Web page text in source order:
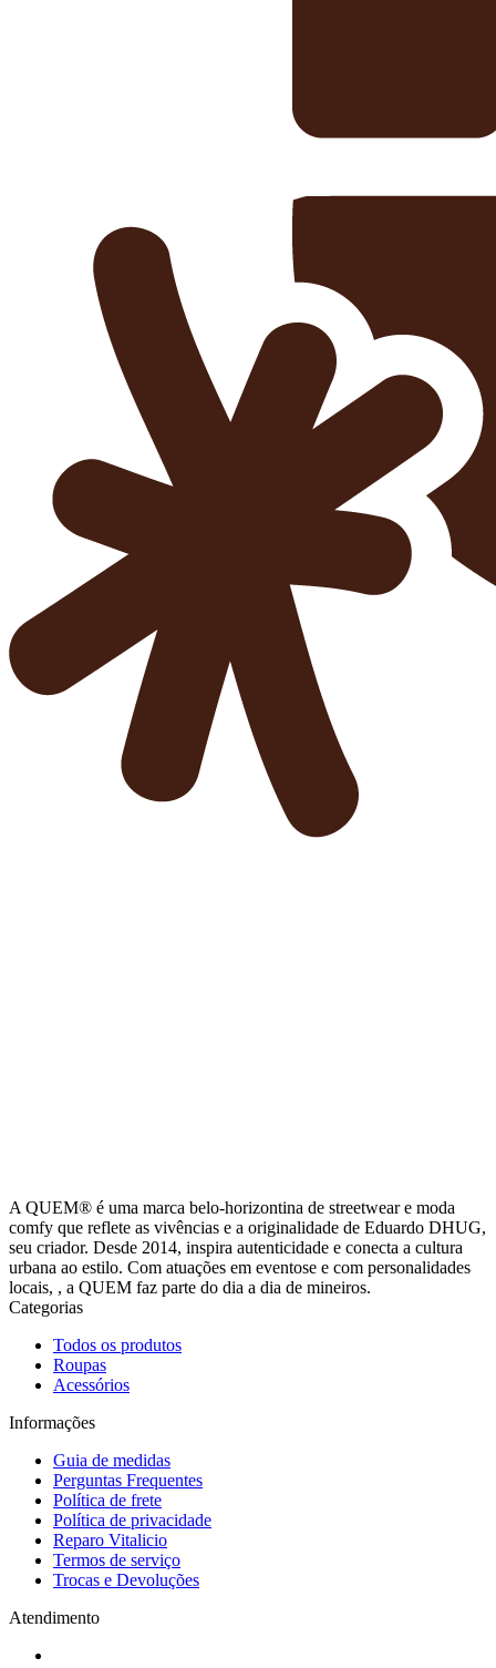
A QUEM® é uma marca belo-horizontina de streetwear e moda
comfy que reflete as vivências e a originalidade de Eduardo DHUG,
seu criador. Desde 2014, inspira autenticidade e conecta a cultura
urbana ao estilo. Com atuações em eventose e com personalidades
locais, , a QUEM faz parte do dia a dia de mineiros.
Categorias
Todos os produtos
Roupas
Acessórios
Informações
Guia de medidas
Perguntas Frequentes
Política de frete
Política de privacidade
Reparo Vitalicio
Termos de serviço
Trocas e Devoluções
Atendimento